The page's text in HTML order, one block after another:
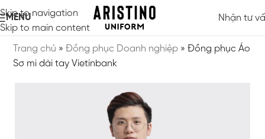
Skip to navigation
Skip to main content
MENU Nhận tư
Trang chủ »Đồng phục Doanh nghiệp »Đồng phục Áo
Sơ mi dài tay Vietinbank